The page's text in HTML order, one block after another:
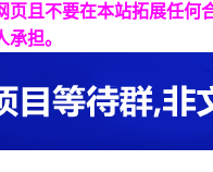
页且不要在本站拓展任何
担。